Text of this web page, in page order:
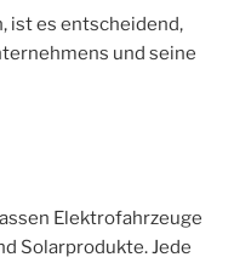
ist es entscheidend,
und seine
Elektrofahrzeuge
Solarprodukte. Jede